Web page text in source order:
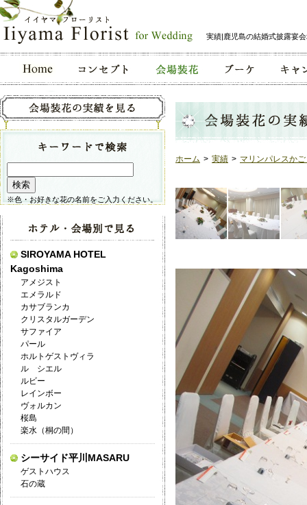
実績|鹿児島の結婚式披露宴
ホーム > 実績 > マリンパレスか
※色・お好きな花の名前をご入力ください。
SIROYAMA HOTEL
Kagoshima
アメジスト
エメラルド
カサブランカ
クリスタルガーデン
サファイア
パール
ホルトゲストヴィラ
ル シエル
ルビー
レインボー
ヴォルカン
桜島
楽水（桐の間）
シーサイド平川MASARU
ゲストハウス
石の蔵